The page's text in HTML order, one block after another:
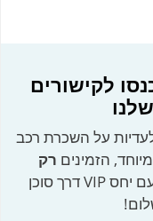
לקישורים
על השכרת רכב
הזמינים רק
, כולל גישה להזמנה עם יחס VIP דרך סוכן